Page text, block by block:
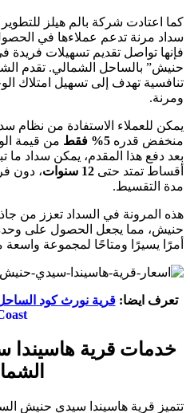
كما اعتادت شركة بالم هيلز
سداد مرنة تدعم عملاءها في
فإنها تواصل تقديم تسهيلات
حنيش” بالساحل الشمالي. تقدم
تنافسية تهدف إلى تسهيل امتلاك
ومرنة.
يمكن للعملاء الاستفادة من نظام
منخفض قدره
من قيمة
بعد دفع هذا المقدم، يمكن سداد
أقساط تمتد حتى
، دون
مدة التقسيط.
هذه المرونة في السداد تعزز من
حنيش، مما يجعل الحصول على
أمرًا يسيرًا ومتاحًا لمجموعة واسعة
تعرف ايضا:قرية نورث كود
خدمات قرية
تتميز قرية هاسيندا سيدي حنيش